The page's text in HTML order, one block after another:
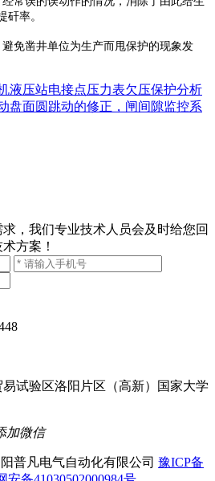
矸率。
凿井单位为生产而甩保护的现象发
液压站电接点压力表欠压保护分析
盘面圆跳动的修正，闸间隙监控系
，我们专业技术人员会及时给您回
方案！
试验区洛阳片区（高新）国家大学
加微信
普凡电气自动化有限公司 豫ICP备